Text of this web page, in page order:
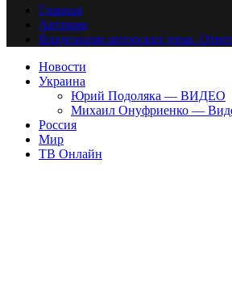
Главная
Авторам
Владельцам авторских прав.
Новости
Украина
Юрий Подоляка — ВИДЕО
Михаил Онуфриенко —
Россия
Мир
ТВ Онлайн